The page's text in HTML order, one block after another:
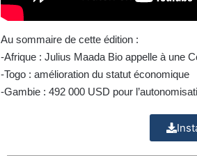
Au sommaire de cette édition :
-Afrique : Julius Maada Bio appelle à une
-Togo : amélioration du statut économique
-Gambie : 492 000 USD pour